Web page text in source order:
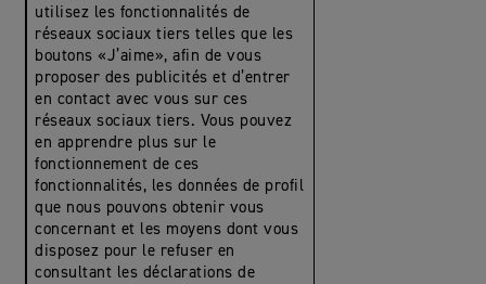
utilisez les fonctionnalités de
réseaux sociaux tiers telles que les
boutons «J’aime», afin de vous
proposer des publicités et d’entrer
en contact avec vous sur ces
réseaux sociaux tiers. Vous pouvez
en apprendre plus sur le
fonctionnement de ces
fonctionnalités, les données de profil
que nous pouvons obtenir vous
concernant et les moyens dont vous
disposez pour le refuser en
consultant les déclarations de